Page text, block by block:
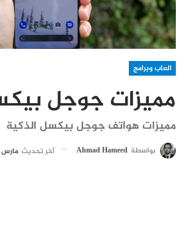
العاب وبرامج
مميزات جوجل
مميزات هواتف جوجل بيكسل الذكية
بواسطة Ahmad Hameed آخر تحديث مارس 5, 2021